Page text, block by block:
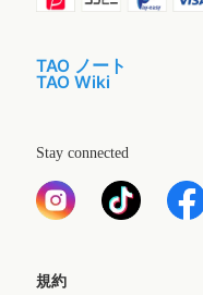
TAO ノート
TAO Wiki
Stay connected
規約